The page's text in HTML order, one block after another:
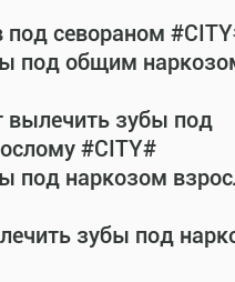
под севораном
под общим
вылечить зубы под
#CITY#
под наркозом
зубы под